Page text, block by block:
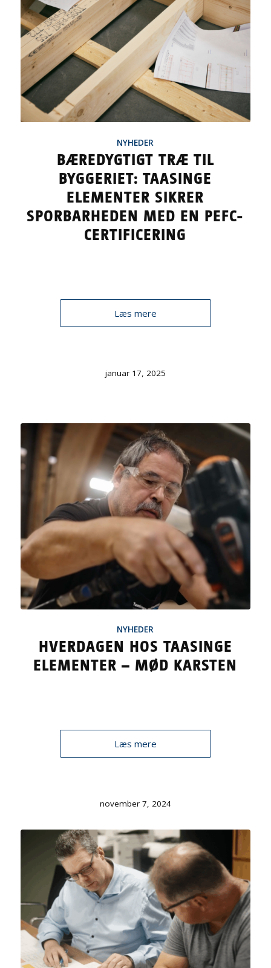
NYHEDER
BÆREDYGTIGT TRÆ TIL
BYGGERIET: TAASINGE
ELEMENTER SIKRER
SPORBARHEDEN MED EN PEFC-
CERTIFICERING
Læs mere
januar 17, 2025
NYHEDER
HVERDAGEN HOS TAASINGE
ELEMENTER – MØD KARSTEN
Læs mere
november 7, 2024